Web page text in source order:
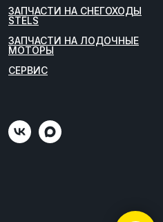
ЗАПЧАСТИ НА СНЕГОХОДЫ
STELS
ЗАПЧАСТИ НА ЛОДОЧНЫЕ
МОТОРЫ
СЕРВИС